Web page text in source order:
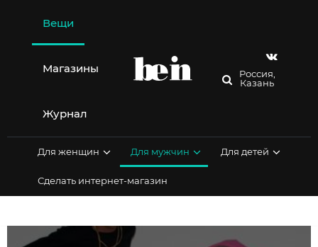
содержимому
Вещи
Магазины
Журнал
Россия,
Казань
Для женщин Для мужчин Для детей
Сделать интернет-магазин